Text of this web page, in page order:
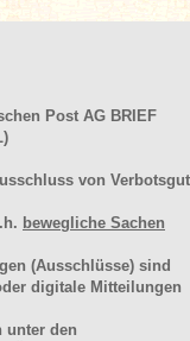
Post AG BRIEF
von Verbotsgut
bewegliche Sachen
(Ausschlüsse) sind
digitale Mitteilungen
unter den